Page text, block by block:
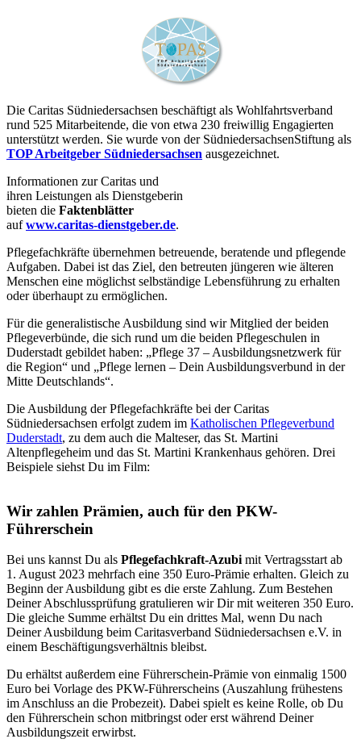
Die Caritas Südniedersachsen beschäftigt als Wohlfahrtsverband
rund 525 Mitarbeitende, die von etwa 230 freiwillig Engagierten
unterstützt werden. Sie wurde von der SüdniedersachsenStiftung als
TOP Arbeitgeber Südniedersachsen ausgezeichnet.
Informationen zur Caritas und
ihren Leistungen als Dienstgeberin
bieten die Faktenblätter
aufwww.caritas-dienstgeber.de.
Pflegefachkräfte übernehmen betreuende, beratende und pflegende
Aufgaben. Dabei ist das Ziel, den betreuten jüngeren wie älteren
Menschen eine möglichst selbständige Lebensführung zu erhalten
oder überhaupt zu ermöglichen.
Für die generalistische Ausbildung sind wir Mitglied der beiden
Pflegeverbünde, die sich rund um die beiden Pflegeschulen in
Duderstadt gebildet haben: „Pflege 37 – Ausbildungsnetzwerk für
die Region“ und „Pflege lernen – Dein Ausbildungsverbund in der
Mitte Deutschlands“.
Die Ausbildung der Pflegefachkräfte bei der Caritas
Südniedersachsen erfolgt zudem im Katholischen Pflegeverbund
Duderstadt, zu dem auch die Malteser, das St. Martini
Altenpflegeheim und das St. Martini Krankenhaus gehören. Drei
Beispiele siehst Du im Film:
Wir zahlen Prämien, auch für den PKW-
Führerschein
Bei uns kannst Du als Pflegefachkraft-Azubi mit Vertragsstart ab
1. August 2023 mehrfach eine 350 Euro-Prämie erhalten. Gleich zu
Beginn der Ausbildung gibt es die erste Zahlung. Zum Bestehen
Deiner Abschlussprüfung gratulieren wir Dir mit weiteren 350 Euro.
Die gleiche Summe erhältst Du ein drittes Mal, wenn Du nach
Deiner Ausbildung beim Caritasverband Südniedersachsen e.V. in
einem Beschäftigungsverhältnis bleibst.
Du erhältst außerdem eine Führerschein-Prämie von einmalig 1500
Euro bei Vorlage des PKW-Führerscheins (Auszahlung frühestens
im Anschluss an die Probezeit). Dabei spielt es keine Rolle, ob Du
den Führerschein schon mitbringst oder erst während Deiner
Ausbildungszeit erwirbst.